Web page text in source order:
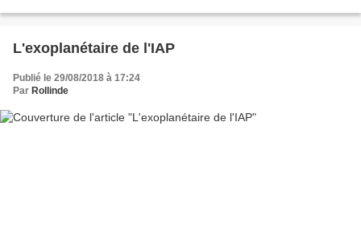
L'exoplanétaire de l'IAP
Publié le 29/08/2018 à 17:24
Par Rollinde